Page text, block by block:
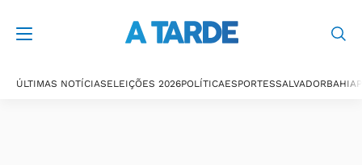
ÚLTIMAS NOTÍCIASELEIÇÕES 2026POLÍTICAESPORTESSALVADORBAHIA